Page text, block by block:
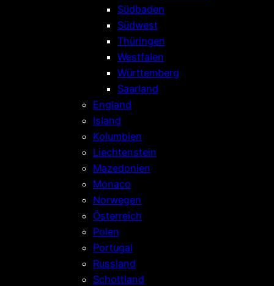
Südbaden
Südwest
Thüringen
Westfalen
Württemberg
Saarland
England
Island
Kolumbien
Liechtenstein
Mazedonien
Monaco
Norwegen
Österreich
Polen
Portugal
Russland
Schottland